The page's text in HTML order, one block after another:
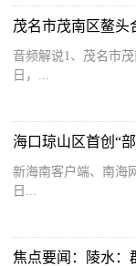
音频解说1、茂名市
日，...
新海南客户端、南海
日...
焦点要闻：陵水：